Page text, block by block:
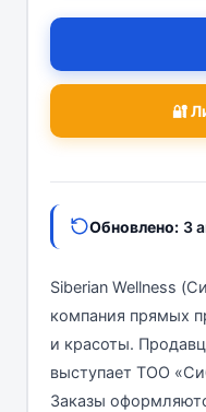
🔐
Обновлено: 3
Siberian Wellness
компания прямых
и красоты.
выступает ТОО
Заказы